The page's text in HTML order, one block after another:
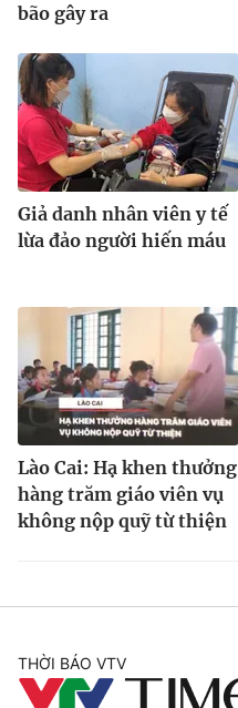
bão gây ra
Giả danh nhân viên y tế
lừa đảo người hiến máu
Lào Cai: Hạ khen thưởng
hàng trăm giáo viên vụ
không nộp quỹ từ thiện
THỜI BÁO VTV